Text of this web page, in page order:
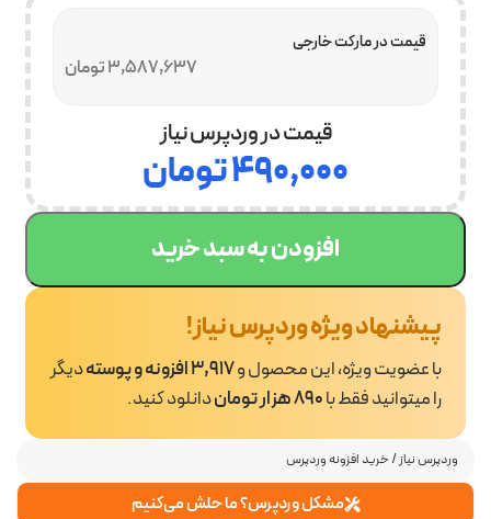
وردپرس نیاز/خرید افزونه وردپرس
مشکل وردپرس؟ ما حلش می‌کنیم
3,587,637 تومان
قیمت در مارکت خارجی
قیمت در وردپرس نیاز
۴۹۰,۰۰۰تومان
افزودن به سبد خرید
پیشنهاد ویژه وردپرس نیاز!
با عضویت ویژه، این محصول و3,917 افزونه و پوسته
دیگر
را میتوانید فقط با890 هزار تومان دانلود کنید.